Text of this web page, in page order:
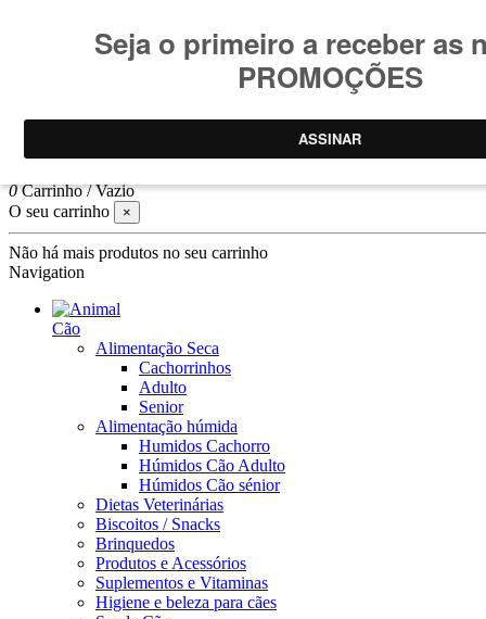
Consultecondições promoções.
Promoções limitadas ao stock
0 Carrinho /Vazio
O seu carrinho
×
Não há mais produtos no seu carrinho
Navigation
Cão
Alimentação Seca
Cachorrinhos
Adulto
Senior
Alimentação húmida
Humidos Cachorro
Húmidos Cão Adulto
Húmidos Cão sénior
Dietas Veterinárias
Biscoitos / Snacks
Brinquedos
Produtos e Acessórios
Suplementos e Vitaminas
Higiene e beleza para cães